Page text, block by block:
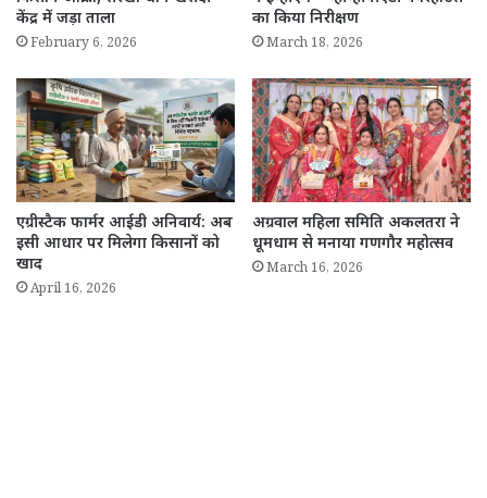
केंद्र में जड़ा ताला
February 6, 2026
का किया निरीक्षण
March 18, 2026
एग्रीस्टैक फार्मर आईडी अनिवार्य: अब
इसी आधार पर मिलेगा किसानों को
खाद
April 16, 2026
अग्रवाल महिला समिति अकलतरा ने
धूमधाम से मनाया गणगौर महोत्सव
March 16, 2026